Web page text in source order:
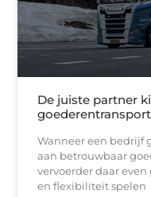
De juiste partner
goederentransport
Wanneer een bedrijf
aan betrouwbaar
vervoerder daar
en flexibiliteit spelen